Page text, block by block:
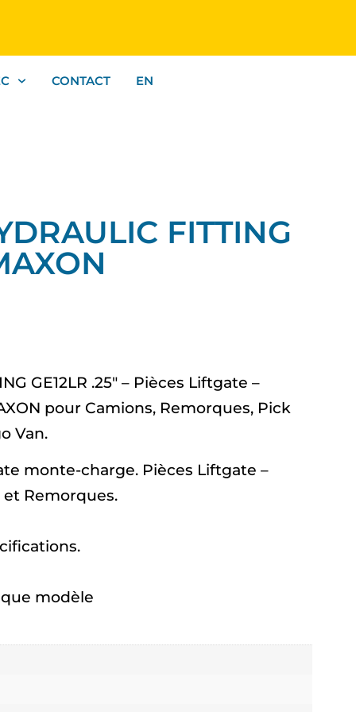
CONTACT EN
FITTING
GE12LR .25″ – Pièces Liftgate –
pour Camions, Remorques, Pick
Van.
monte-charge. Pièces Liftgate –
Remorques.
modèle